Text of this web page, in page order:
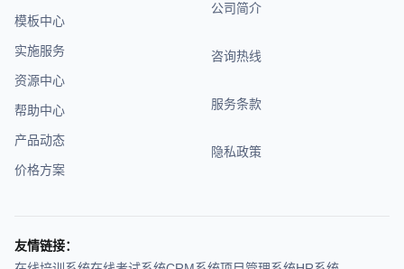
模板中心
实施服务
资源中心
帮助中心
产品动态
价格方案
公司简介
咨询热线
服务条款
隐私政策
友情链接：